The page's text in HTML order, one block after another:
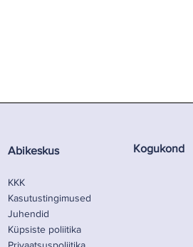
Abikeskus
KKK
Kasutustingimused
Juhendid
Küpsiste poliitika
Kogukond